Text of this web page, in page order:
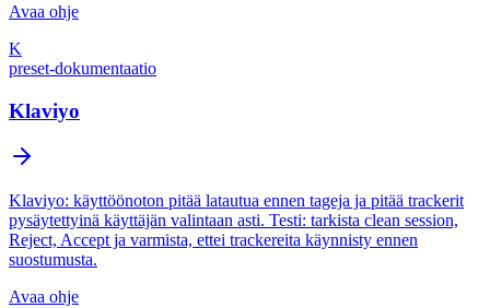
Avaa ohje
K
preset-dokumentaatio
Klaviyo
Klaviyo: käyttöönoton pitää latautua ennen tageja ja pitää trackerit
pysäytettyinä käyttäjän valintaan asti. Testi: tarkista clean session,
Reject, Accept ja varmista, ettei trackereita käynnisty ennen
suostumusta.
Avaa ohje